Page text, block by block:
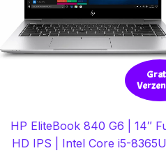
HP EliteBook 840 G6 | 14″
HD IPS | Intel Core i5-8365U |